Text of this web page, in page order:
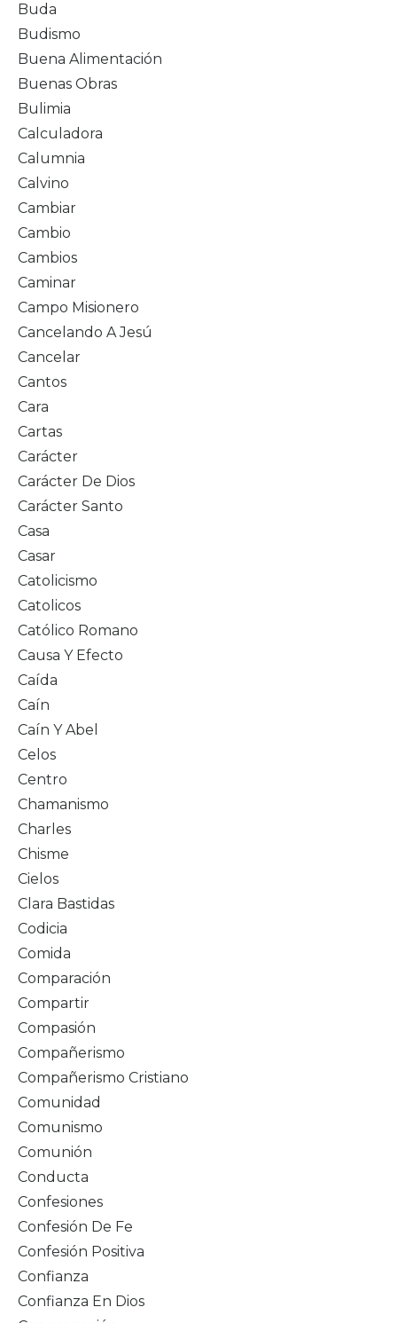
Buda
Budismo
Buena Alimentación
Buenas Obras
Bulimia
Calculadora
Calumnia
Calvino
Cambiar
Cambio
Cambios
Caminar
Campo Misionero
Cancelando A Jesú
Cancelar
Cantos
Cara
Cartas
Carácter
Carácter De Dios
Carácter Santo
Casa
Casar
Catolicismo
Catolicos
Católico Romano
Causa Y Efecto
Caída
Caín
Caín Y Abel
Celos
Centro
Chamanismo
Charles
Chisme
Cielos
Clara Bastidas
Codicia
Comida
Comparación
Compartir
Compasión
Compañerismo
Compañerismo Cristiano
Comunidad
Comunismo
Comunión
Conducta
Confesiones
Confesión De Fe
Confesión Positiva
Confianza
Confianza En Dios